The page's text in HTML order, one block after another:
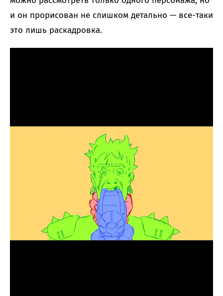
и он прорисован не слишком детально — все-таки
это лишь раскадровка.